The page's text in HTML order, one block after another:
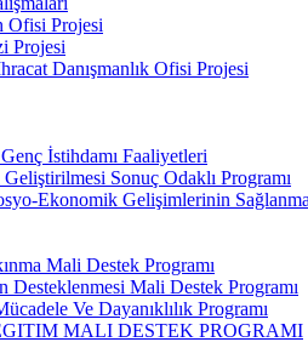
Ofisi Projesi
Projesi
Danışmanlık Ofisi Projesi
İstihdamı Faaliyetleri
Sonuç Odaklı Programı
Ekonomik Gelişimlerinin
Mali Destek Programı
Desteklenmesi Mali Destek Programı
Ve Dayanıklılık Programı
MALI DESTEK PROGRAMI